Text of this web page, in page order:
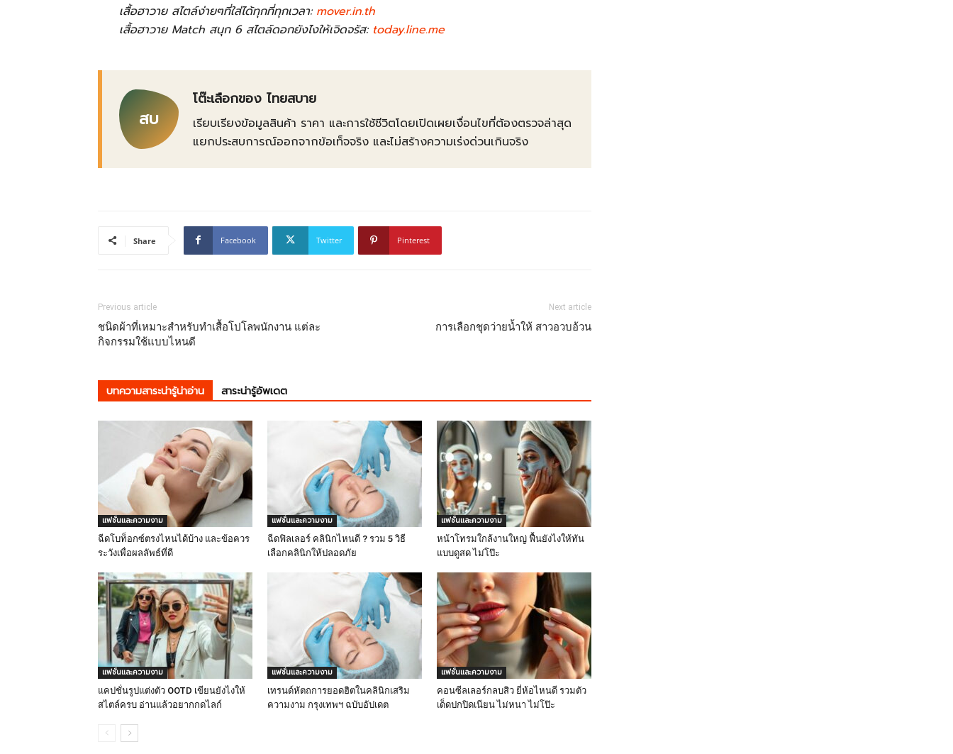
เสื้อฮาวาย สไตล์ง่ายๆที่ใส่ได้ทุกที่ทุกเวลา: mover.in.th
เสื้อฮาวาย Match สนุก 6 สไตล์ดอกยังไงให้เจิดจรัส: today.line.me
สบ
โต๊ะเลือกของ ไทยสบาย
เรียบเรียงข้อมูลสินค้า ราคา และการใช้ชีวิตโดยเปิดเผยเงื่อนไขที่ต้องตรวจล่าสุด
แยกประสบการณ์ออกจากข้อเท็จจริง และไม่สร้างความเร่งด่วนเกินจริง
Share Facebook Twitter Pinterest
Previous article
ชนิดผ้าที่เหมาะสำหรับทำเสื้อโปโลพนักงาน แต่ละ
กิจกรรมใช้แบบไหนดี
Next article
การเลือกชุดว่ายน้ำให้ สาวอวบอ้วน
บทความสาระน่ารู้น่าอ่าน สาระน่ารู้อัพเดต
แฟชั่นและความงาม
ฉีดโบท็อกซ์ตรงไหนได้บ้าง และข้อควร
ระวังเพื่อผลลัพธ์ที่ดี
แฟชั่นและความงาม
ฉีดฟิลเลอร์ คลินิกไหนดี ? รวม 5 วิธี
เลือกคลินิกให้ปลอดภัย
แฟชั่นและความงาม
หน้าโทรมใกล้งานใหญ่ ฟื้นยังไงให้ทัน
แบบดูสด ไม่โป๊ะ
แฟชั่นและความงาม
แคปชั่นรูปแต่งตัว OOTD เขียนยังไงให้
สไตล์ครบ อ่านแล้วอยากกดไลก์
แฟชั่นและความงาม
เทรนด์หัตถการยอดฮิตในคลินิกเสริม
ความงาม กรุงเทพฯ ฉบับอัปเดต
แฟชั่นและความงาม
คอนซีลเลอร์กลบสิว ยี่ห้อไหนดี รวมตัว
เด็ดปกปิดเนียน ไม่หนา ไม่โป๊ะ